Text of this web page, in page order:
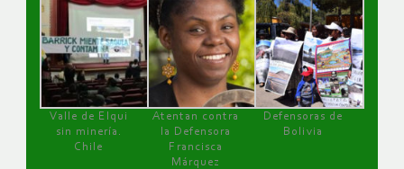
Valle de Elqui
sin minería.
Chile
Atentan contra
la Defensora
Francisca
Márquez
Defensoras de
Bolivia